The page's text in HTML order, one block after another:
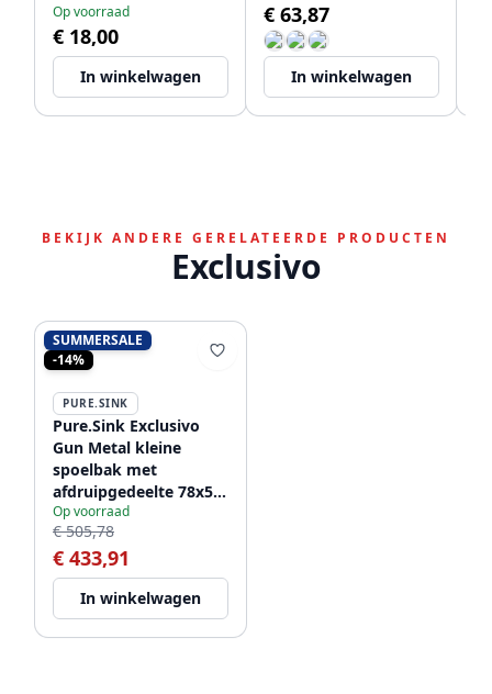
32
Op voorraad
€ 18,00
In winkelwagen
€ 63,87
In winkelwagen
BEKIJK ANDERE GERELATEERDE PRODUCTEN
Exclusivo
SUMMERSALE
-14%
PURE.SINK
Pure.Sink Exclusivo
Gun Metal kleine
spoelbak met
afdruipgedeelte 78x52
cm Tapwing rechts
PEX3478RT-61
Op voorraad
€ 505,78
€ 433,91
In winkelwagen